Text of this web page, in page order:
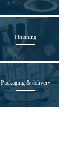
Finishing
Packaging & delivery